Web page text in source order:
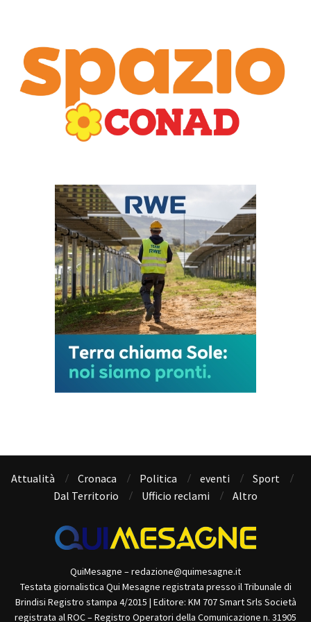
Attualità Cronaca Politica eventi
Sport
Dal Territorio
Ufficio reclami Altro
QuiMesagne – redazione@quimesagne.it
Testata giornalistica Qui Mesagne registrata presso il Tribunale di
Brindisi Registro stampa 4/2015 | Editore: KM 707 Smart Srls Società
registrata al ROC – Registro Operatori della Comunicazione n. 31905